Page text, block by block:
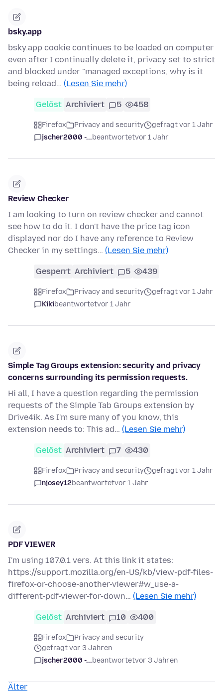
bsky.app
bsky.app cookie continues to be loaded on computer
even after I continually delete it, privacy set to strict
and blocked under "managed exceptions, why is it
being reload… (Lesen Sie mehr)
Gelöst Archiviert 5 458
Firefox Privacy and security
gefragt vor 1 Jahr
jscher2000 -...beantwortetvor 1 Jahr
Review Checker
I am looking to turn on review checker and cannot
see how to do it. I don't have the price tag icon
displayed nor do I have any reference to Review
Checker in my settings… (Lesen Sie mehr)
Gesperrt Archiviert 5 439
Firefox Privacy and security
gefragt vor 1 Jahr
Kikibeantwortetvor 1 Jahr
Simple Tag Groups extension: security and privacy
concerns surrounding its permission requests.
Hi all, I have a question regarding the permission
requests of the Simple Tab Groups extension by
Drive4ik. As I'm sure many of you know, this
extension needs to: This ad… (Lesen Sie mehr)
Gelöst Archiviert 7 430
Firefox Privacy and security
gefragt vor 1 Jahr
njosey12beantwortetvor 1 Jahr
PDF VIEWER
I'm using 107.0.1 vers. At this link it states:
https://support.mozilla.org/en-US/kb/view-pdf-files-
firefox-or-choose-another-viewer#w_use-a-
different-pdf-viewer-for-down… (Lesen Sie mehr)
Gelöst Archiviert 10 400
Firefox
Privacy and security
gefragt vor 3 Jahren
jscher2000 -...beantwortetvor 3 Jahren
Älter